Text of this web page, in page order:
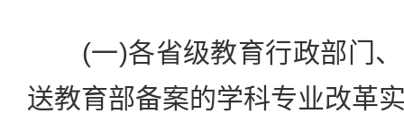
(一)各省级教育行政部门、
送教育部备案的学科专业改革